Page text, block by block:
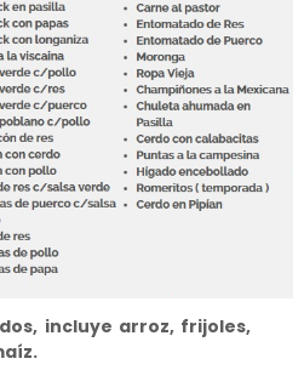
incluye arroz, frijoles,